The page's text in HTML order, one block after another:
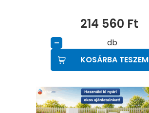
214 560 Ft
– db
KOSÁRBA TESZEM